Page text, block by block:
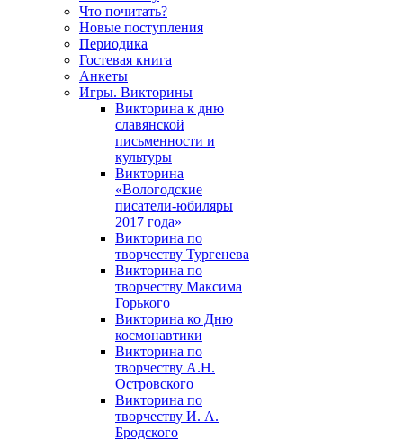
Что почитать?
Новые поступления
Периодика
Гостевая книга
Анкеты
Игры. Викторины
Викторина к дню
славянской
письменности и
культуры
Викторина
«Вологодские
писатели-юбиляры
2017 года»
Викторина по
творчеству Тургенева
Викторина по
творчеству Максима
Горького
Викторина ко Дню
космонавтики
Викторина по
творчеству А.Н.
Островского
Викторина по
творчеству И. А.
Бродского